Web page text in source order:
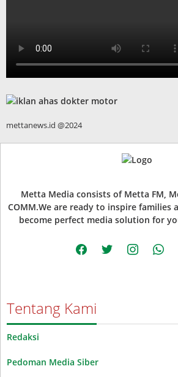
mettanews.id @2024
Metta Media consists of Metta FM,
COMM.We are ready to inspire families
become perfect media solution for
facebooktwitter instagram
Tentang Kami
Redaksi
Pedoman Media Siber